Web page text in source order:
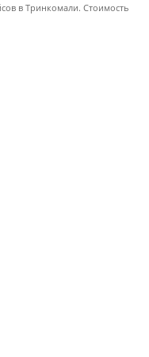
в Тринкомали. Стоимость